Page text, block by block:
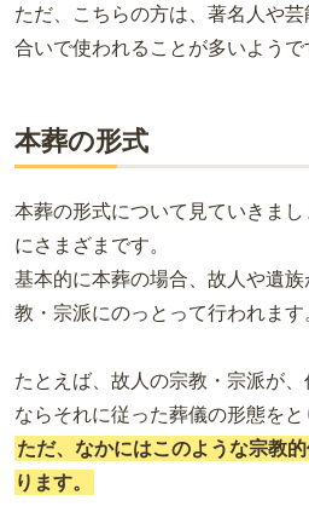
ただ、こちらの方は、著名人や
合いで使われることが多いようで
本葬の形式
本葬の形式について見ていきま
にさまざまです。
基本的に本葬の場合、故人や遺
教・宗派にのっとって行われます
たとえば、故人の宗教・宗派が
ならそれに従った葬儀の形態をと
ただ、なかにはこのような宗教
ります。